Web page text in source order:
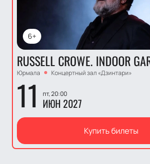
6+
RUSSELL CROWE. INDOOR
Юрмала Концертный зал «Дзинтари»
11 пт, 20:00
ИЮН 2027
Купить билеты